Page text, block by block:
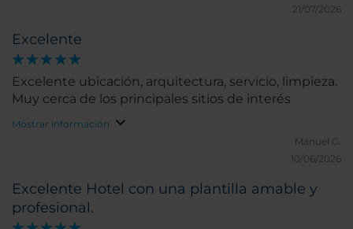
21/07/2026
Excelente
Excelente ubicación, arquitectura, servicio, limpieza.
Muy cerca de los principales sitios de interés
Mostrar información
Manuel G.
10/06/2026
Excelente Hotel con una plantilla amable y
profesional.